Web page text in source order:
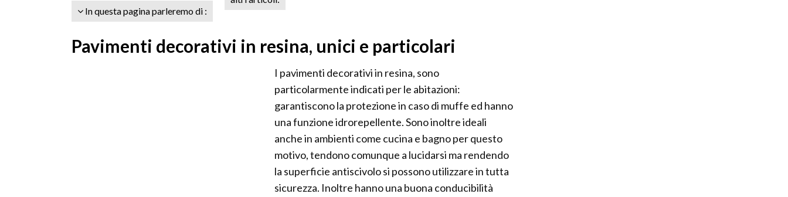
In questa pagina parleremo di :
Pavimenti decorativi in resina, unici e particolari
I pavimenti decorativi in resina, sono
particolarmente indicati per le abitazioni:
garantiscono la protezione in caso di muffe ed hanno
una funzione idrorepellente. Sono inoltre ideali
anche in ambienti come cucina e bagno per questo
motivo, tendono comunque a lucidarsi ma rendendo
la superficie antiscivolo si possono utilizzare in tutta
sicurezza. Inoltre hanno una buona conducibilità